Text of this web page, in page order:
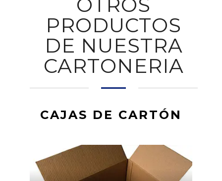
PRODUCTOS
DE NUESTRA
CARTONERIA
CAJAS DE CARTÓN